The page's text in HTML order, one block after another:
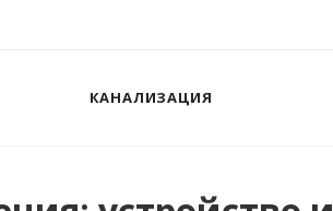
КАНАЛИЗАЦИЯ